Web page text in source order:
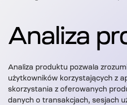
Analiza
Analiza produktu pozwala
użytkowników korzystających z
skorzystania z oferowanych
danych o transakcjach, sesjach